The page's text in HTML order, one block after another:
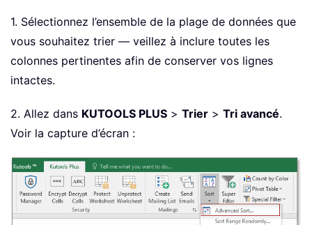
1. Sélectionnez l’ensemble de la plage de données que
vous souhaitez trier — veillez à inclure toutes les
colonnes pertinentes afin de conserver vos lignes
intactes.
2. Allez dans KUTOOLS PLUS > Trier > Tri avancé.
Voir la capture d’écran :